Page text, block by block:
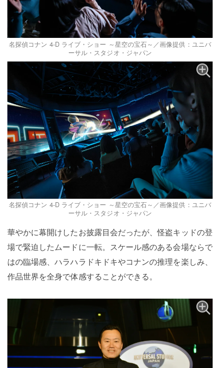
名探偵コナン 4-D ライブ・ショー ～星空の宝石～／画像提供：ユニバ
ーサル・スタジオ・ジャパン
名探偵コナン 4-D ライブ・ショー ～星空の宝石～／画像提供：ユニバ
ーサル・スタジオ・ジャパン
華やかに幕開けしたお披露目会だったが、怪盗キッドの登
場で緊迫したムードに一転。スケール感のある会場ならで
はの臨場感、ハラハラドキドキやコナンの推理を楽しみ、
作品世界を全身で体感することができる。